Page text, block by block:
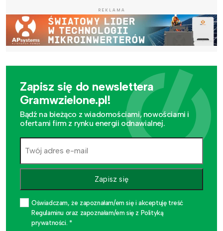
REKLAMA
Zapisz się do newslettera
Gramwzielone.pl!
Bądź na bieżąco z wiadomościami, nowościami i
ofertami firm z rynku energii odnawialnej.
Zapisz się
Oświadczam, że zapoznałam/em się i akceptuję treść
Regulaminu oraz zapoznałam/em się z Polityką
prywatności. *